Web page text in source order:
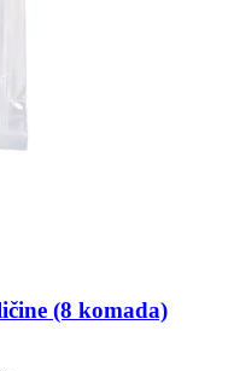
(8 komada)